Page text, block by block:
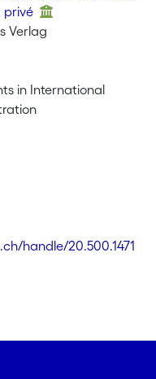
privé
Verlag
in International
handle/20.500.1471